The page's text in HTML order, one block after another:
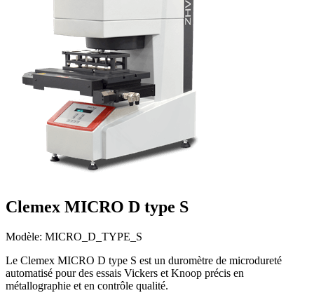
Clemex MICRO D type S
Modèle: MICRO_D_TYPE_S
Le Clemex MICRO D type S est un duromètre de microdureté
automatisé pour des essais Vickers et Knoop précis en
métallographie et en contrôle qualité.